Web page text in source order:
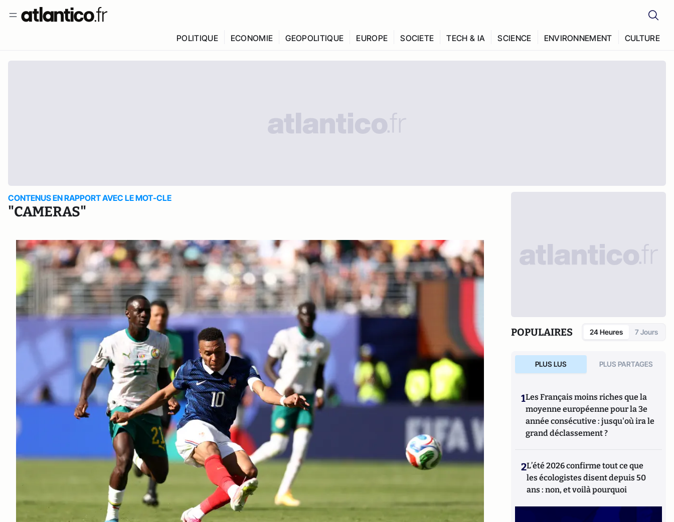
POLITIQUE ECONOMIE GEOPOLITIQUE EUROPE SOCIETE TECH & IA SCIENCE ENVIRONNEMENT CULTURE
CONTENUS EN RAPPORT AVEC LE MOT-CLE
"CAMERAS"
POPULAIRES 24 Heures 7 Jours
PLUS LUS PLUS PARTAGES
1Les Français moins riches que la
moyenne européenne pour la 3e
année consécutive : jusqu'où ira le
grand déclassement ?
2L’été 2026 confirme tout ce que
les écologistes disent depuis 50
ans : non, et voilà pourquoi